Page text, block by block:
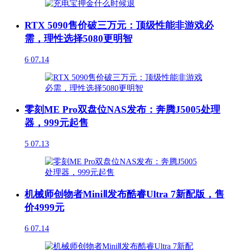
RTX 5090售价破三万元：顶级性能非游戏必
需，理性选择5080更明智
6 07.14
零刻ME Pro双盘位NAS发布：奔腾J5005处理
器，999元起售
5 07.13
机械师创物者MiniⅡ发布酷睿Ultra 7新配版，售
价4999元
6 07.14